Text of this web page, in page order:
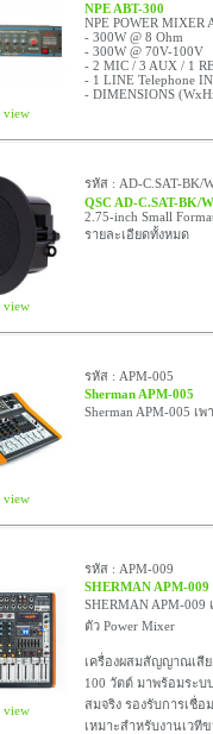
view
NPE ABT-300
NPE POWER MIXER
- 300W @ 8 Ohm
- 300W @ 70V-100V
- 2 MIC / 3 AUX / 1
- 1 LINE Telephone
- DIMENSIONS
view
รหัส : AD-C.SAT-BK/
QSC AD-C.SAT-BK/
2.75-inch Small
รายละเอียดทั้งหมด
view
รหัส : APM-005
Sherman APM-005
Sherman APM-005 เ
view
รหัส : APM-009
SHERMAN APM-009
SHERMAN APM-
ตัว Power Mixer
เครื่องผสมสัญญาณเสี
100 วัตต์ มาพร้อมระบ
สมจริง รองรับการเชื่
เหมาะสำหรับงานเวที